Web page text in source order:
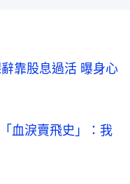
靠股息過活 曝身心
血淚賣飛史」：我